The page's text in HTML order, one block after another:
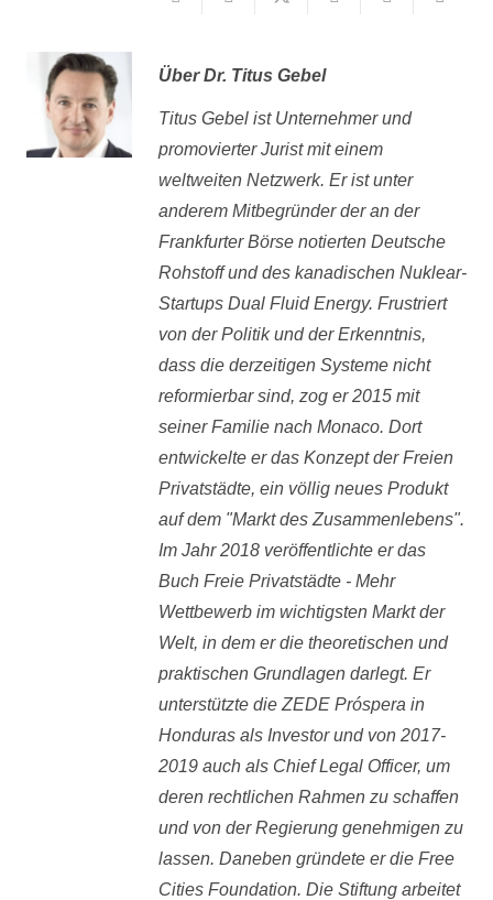
ÜberDr. Titus Gebel
Titus Gebel ist Unternehmer und
promovierter Jurist mit einem
weltweiten Netzwerk. Er ist unter
anderem Mitbegründer der an der
Frankfurter Börse notierten Deutsche
Rohstoff und des kanadischen Nuklear-
Startups Dual Fluid Energy. Frustriert
von der Politik und der Erkenntnis,
dass die derzeitigen Systeme nicht
reformierbar sind, zog er 2015 mit
seiner Familie nach Monaco. Dort
entwickelte er das Konzept der Freien
Privatstädte, ein völlig neues Produkt
auf dem "Markt des Zusammenlebens".
Im Jahr 2018 veröffentlichte er das
Buch Freie Privatstädte - Mehr
Wettbewerb im wichtigsten Markt der
Welt, in dem er die theoretischen und
praktischen Grundlagen darlegt. Er
unterstützte die ZEDE Próspera in
Honduras als Investor und von 2017-
2019 auch als Chief Legal Officer, um
deren rechtlichen Rahmen zu schaffen
und von der Regierung genehmigen zu
lassen. Daneben gründete er die Free
Cities Foundation. Die Stiftung arbeitet